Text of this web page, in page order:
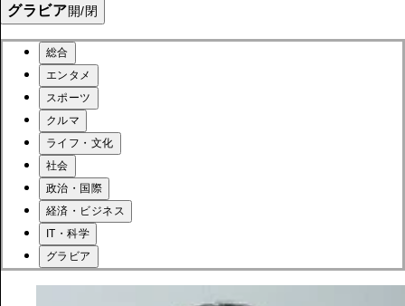
グラビア開/閉
総合
エンタメ
スポーツ
クルマ
ライフ・文化
社会
政治・国際
経済・ビジネス
IT・科学
グラビア